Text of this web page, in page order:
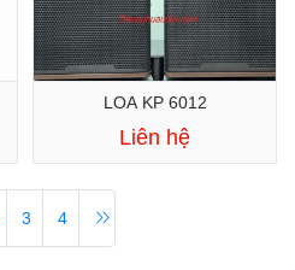
LOA KP 6012
Liên hệ
3 4